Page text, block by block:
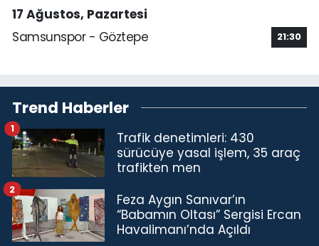
17 Ağustos, Pazartesi
Samsunspor - Göztepe
21:30
Trend Haberler
Trafik denetimleri: 430
sürücüye yasal işlem, 35 araç
trafikten men
1
Feza Aygın Sanıvar’ın
“Babamın Oltası” Sergisi Ercan
Havalimanı’nda Açıldı
2